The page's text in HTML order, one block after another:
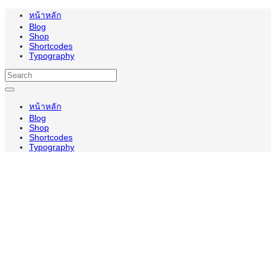
หน้าหลัก
Blog
Shop
Shortcodes
Typography
หน้าหลัก
Blog
Shop
Shortcodes
Typography